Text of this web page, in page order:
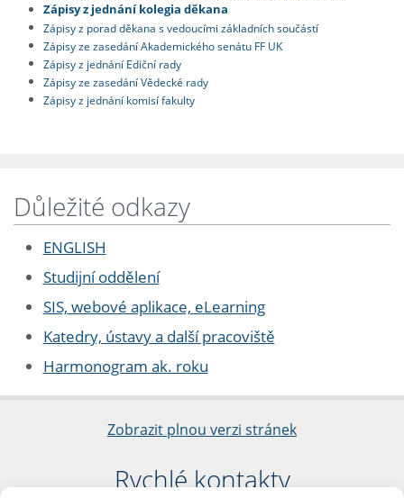
Zápisy z jednání kolegia děkana
Zápisy z porad děkana s vedoucími základních součástí
Zápisy ze zasedání Akademického senátu FF UK
Zápisy z jednání Ediční rady
Zápisy ze zasedání Vědecké rady
Zápisy z jednání komisí fakulty
Důležité odkazy
ENGLISH
Studijní oddělení
SIS, webové aplikace, eLearning
Katedry, ústavy a další pracoviště
Harmonogram ak. roku
Zobrazit plnou verzi stránek
Rychlé kontakty